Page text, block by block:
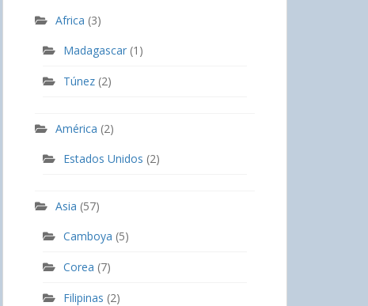
Africa (3)
Madagascar (1)
Túnez (2)
América (2)
Estados Unidos (2)
Asia (57)
Camboya (5)
Corea (7)
Filipinas (2)